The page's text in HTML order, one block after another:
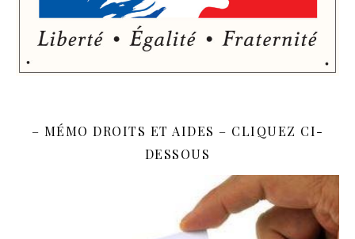
– MÉMO DROITS ET AIDES – CLIQUEZ CI-
DESSOUS